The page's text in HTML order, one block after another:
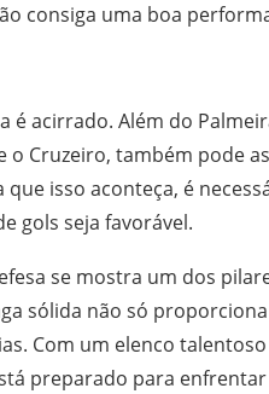
consiga uma boa
acirrado. Além do
Cruzeiro, também pode
isso aconteça, é
gols seja favorável.
se mostra um dos
sólida não só
Com um elenco
preparado para